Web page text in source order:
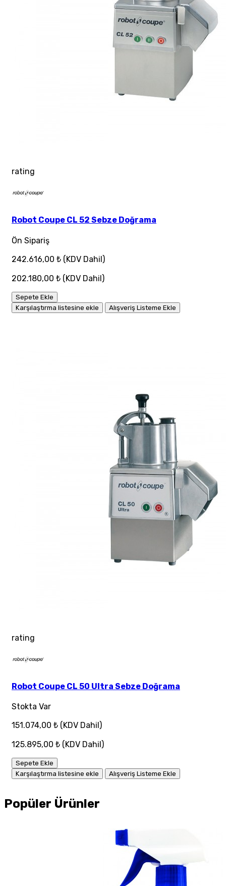
rating
Robot Coupe CL 52 Sebze Doğrama
Ön Sipariş
242.616,00 ₺ (KDV Dahil)
202.180,00 ₺ (KDV Dahil)
Sepete Ekle
Karşılaştırma listesine ekle
Alışveriş Listeme Ekle
rating
Robot Coupe CL 50 Ultra Sebze Doğrama
Stokta Var
151.074,00 ₺ (KDV Dahil)
125.895,00 ₺ (KDV Dahil)
Sepete Ekle
Karşılaştırma listesine ekle
Alışveriş Listeme Ekle
Popüler Ürünler